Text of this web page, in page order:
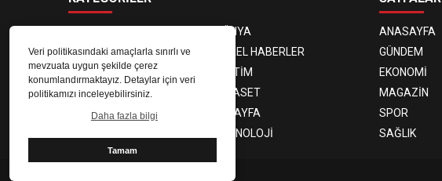
Veri politikasındaki amaçlarla sınırlı ve
mevzuata uygun şekilde çerez
konumlandırmaktayız. Detaylar için veri
politikamızı inceleyebilirsiniz.
Daha fazla bilgi
Tamam
DÜNYA
GÜNDEM
YEREL HABERLER
EKONOMİ
EĞİTİM
MAGAZİN
SİYASET
SPOR
3. SAYFA
TEKNOLOJİ
ANASAYFA
GÜNDEM
EKONOMİ
MAGAZİN
SPOR
SAĞLIK